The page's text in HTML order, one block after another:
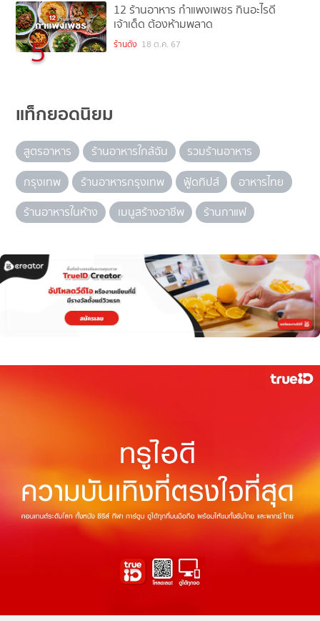
5
12 ร้านอาหาร กำแพงเพชร กินอะไรดี
เจ้าเด็ด ต้องห้ามพลาด
ร้านดัง 18 ต.ค. 67
แท็กยอดนิยม
สูตรอาหาร ร้านอาหารใกล้ฉัน
รวมร้านอาหาร
กรุงเทพ
ร้านอาหารกรุงเทพ ฟู้ดทิปส์
อาหารไทย
ร้านอาหารในห้าง
เมนูสร้างอาชีพ ร้านกาแฟ